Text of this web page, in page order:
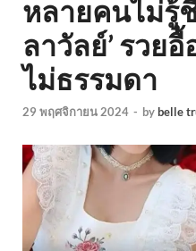
หลายคนไม่รู้ชี
ลาวัลย์’ รวย
ไม่ธรรมดา
29 พฤศจิกายน 2024 - bybelle